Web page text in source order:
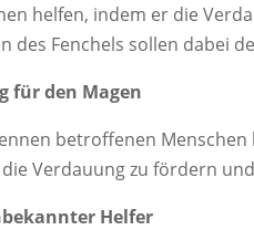
helfen, indem er die
des Fenchels sollen dabei
für den Magen
betroffenen
Verdauung zu fördern
Helfer